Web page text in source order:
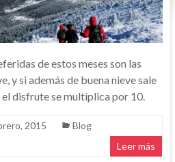
de estos meses son las
y si además de buena nieve sale
disfrute se multiplica por 10.
2015
Blog
Leer más